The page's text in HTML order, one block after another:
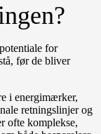
for
før de bliver
i energimærker,
retningslinjer og
ofte komplekse,